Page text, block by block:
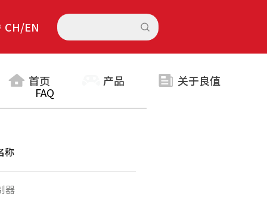
CH/EN
首页 产品 关于良值
FAQ
称
器